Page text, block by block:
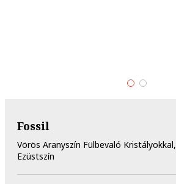
Fossil
Vörös Aranyszín Fülbevaló Kristályokkal,
Ezüstszín